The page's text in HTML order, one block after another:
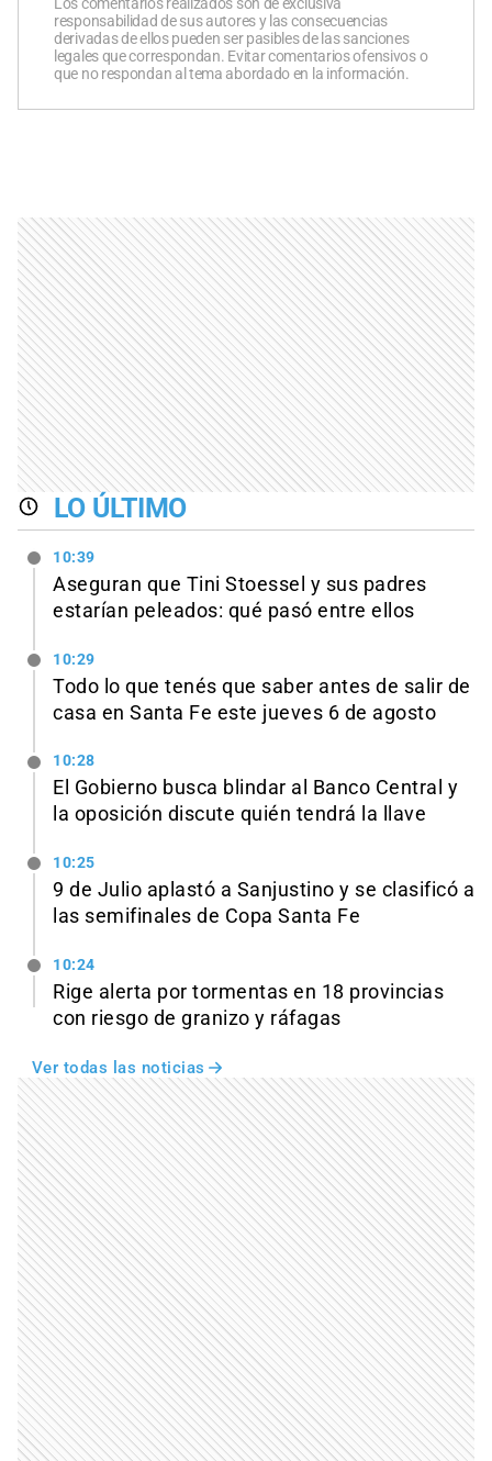
responsabilidad de sus autores y las consecuencias
derivadas de ellos pueden ser pasibles de las sanciones
legales que correspondan. Evitar comentarios ofensivos o
que no respondan al tema abordado en la información.
LO ÚLTIMO
10:39
Aseguran que Tini Stoessel y sus padres
estarían peleados: qué pasó entre ellos
10:29
Todo lo que tenés que saber antes de salir de
casa en Santa Fe este jueves 6 de agosto
10:28
El Gobierno busca blindar al Banco Central y
la oposición discute quién tendrá la llave
10:25
9 de Julio aplastó a Sanjustino y se clasificó a
las semifinales de Copa Santa Fe
10:24
Rige alerta por tormentas en 18 provincias
con riesgo de granizo y ráfagas
Ver todas las noticias